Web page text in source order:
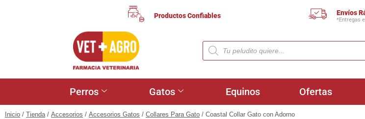
Productos Confiables Envíos
*Entregas
Perros Gatos Equinos Ofertas
Inicio / Tienda/ Accesorios / Accesorios Gatos / Collares Para Gato / Coastal Collar Gato con Adorno